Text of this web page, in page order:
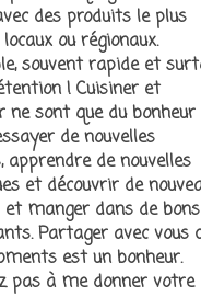
des produits le plus
ou régionaux.
souvent rapide et
! Cuisiner et
ne sont que du bonheur
de nouvelles
apprendre de nouvelles
et découvrir de
manger dans de bons
Partager avec vous
est un bonheur.
pas à me donner votre